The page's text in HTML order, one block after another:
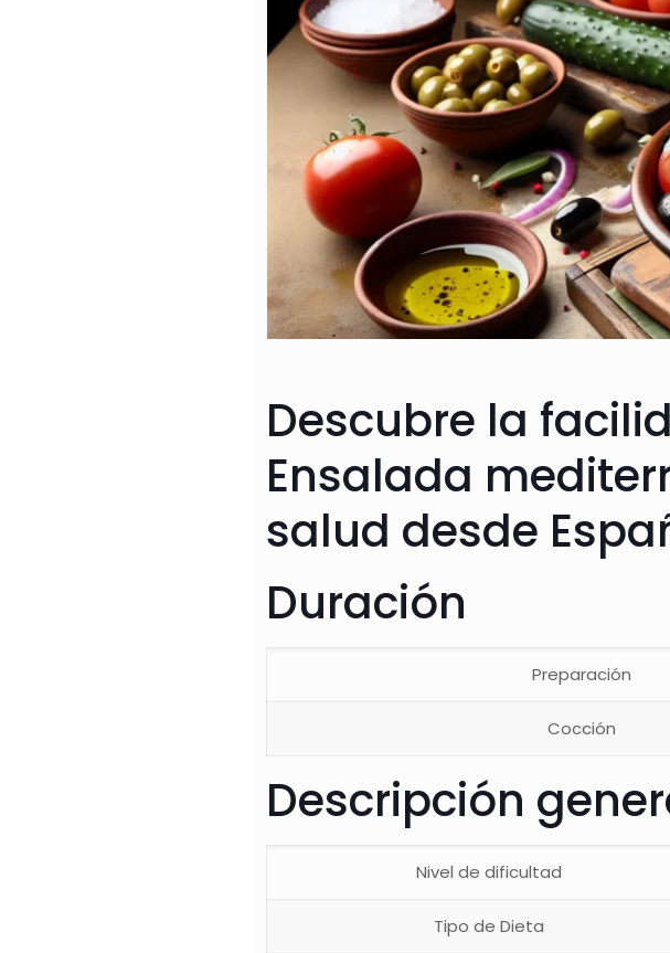
Descubre la
Ensalada
salud desde
Duración
Preparación
Cocción
Descripción
Nivel de dificultad
Tipo de Dieta